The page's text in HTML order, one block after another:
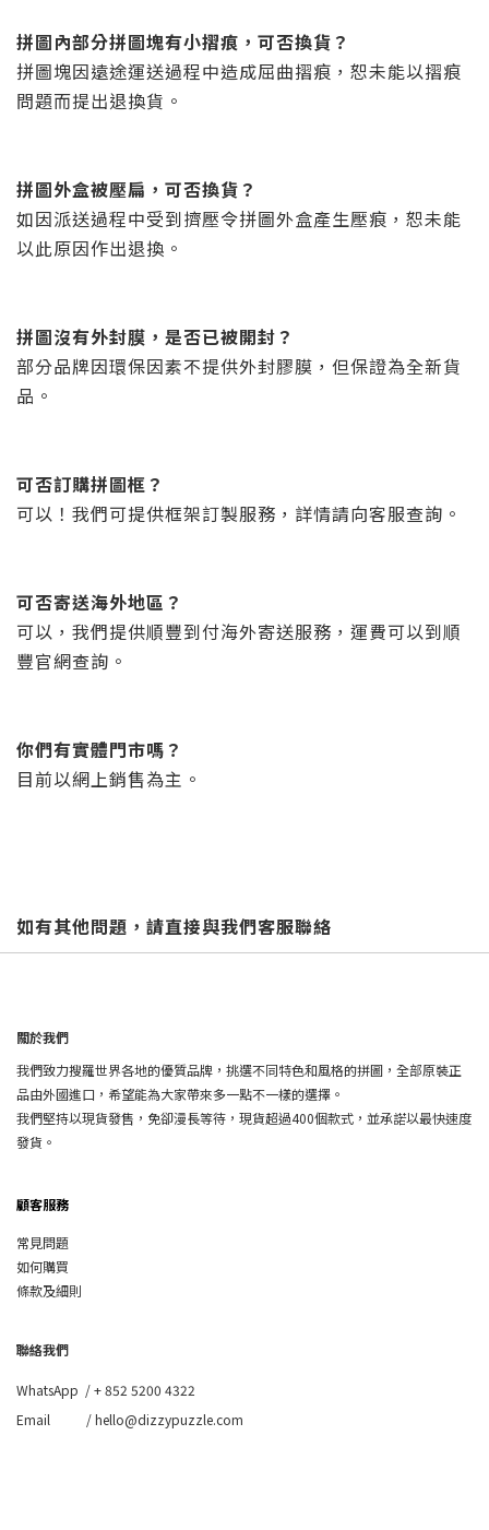
拼圖內部分拼圖塊有小摺痕， 可否換貨？
拼圖塊因遠途運送過程中造成屈曲摺痕，恕未能以摺痕
問題而提出退換貨。
拼圖外盒被壓扁，可否換貨？
如因派送過程中受到擠壓令拼圖外盒產生壓痕，恕未能
以此原因作出退換。
拼圖沒有外封膜，是否已被開封？
部分品牌因環保因素不提供外封膠膜，但保證為全新貨
品。
可否訂購拼圖框？
可以！我們可提供框架訂製服務，詳情請向客服查詢。
可否寄送海外地區？
可以，我們提供順豐到付海外寄送服務，運費可以到順
豐官網查詢。
你們有實體門市嗎？
目前以網上銷售為主。
如有其他問題，請直接與我們客服聯絡
關於我們
我們致力搜羅世界各地的優質品牌，挑選不同特色和風格的拼圖，全部原裝正
品由外國進口，希望能為大家帶來多一點不一樣的選擇。
我們堅持以現貨發售，免卻漫長等待，現貨超過400個款式，並承諾以最快速度
發貨。
顧客服務
常見問題
如何購買
條款及細則
聯絡我們
WhatsApp /+ 852 5200 4322
Email / hello@dizzypuzzle.com